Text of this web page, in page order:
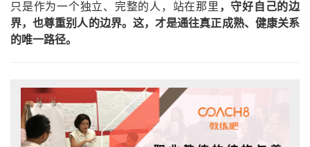
只是作为一个独立、完整的人，站在那里 ，守好自己的边
界，也尊重别人的边界。这，才是通往真正成熟、健康关系
的唯一路径。